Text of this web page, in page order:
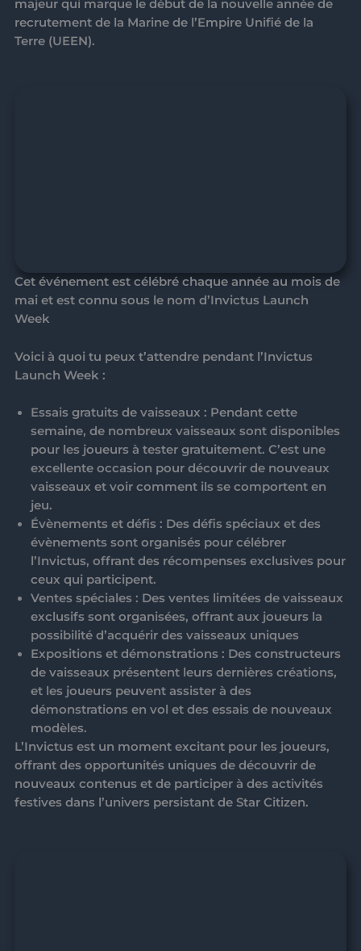
majeur qui marque le début de la nouvelle année de
recrutement de la Marine de l’Empire Unifié de la
Terre (UEEN).
Cet événement est célébré chaque année au mois de
mai et est connu sous le nom d’Invictus Launch
Week
Voici à quoi tu peux t’attendre pendant l’Invictus
Launch Week :
Essais gratuits de vaisseaux : Pendant cette
semaine, de nombreux vaisseaux sont disponibles
pour les joueurs à tester gratuitement. C’est une
excellente occasion pour découvrir de nouveaux
vaisseaux et voir comment ils se comportent en
jeu.
Évènements et défis: Des défis spéciaux et des
évènements sont organisés pour célébrer
l’Invictus, offrant des récompenses exclusives pour
ceux qui participent.
Ventes spéciales: Des ventes limitées de vaisseaux
exclusifs sont organisées, offrant aux joueurs la
possibilité d’acquérir des vaisseaux uniques
Expositions et démonstrations: Des constructeurs
de vaisseaux présentent leurs dernières créations,
et les joueurs peuvent assister à des
démonstrations en vol et des essais de nouveaux
modèles.
L’Invictusest un moment excitant pour les joueurs,
offrant des opportunités uniques de découvrir de
nouveaux contenus et de participer à des activités
festives dans l’univers persistant de Star Citizen.